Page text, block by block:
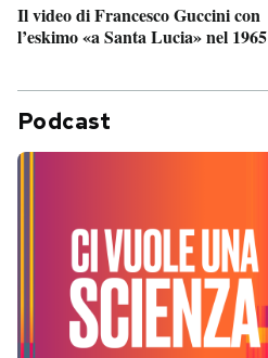
Il video di Francesco Guccini con
l’eskimo «a Santa Lucia» nel 1965
Podcast